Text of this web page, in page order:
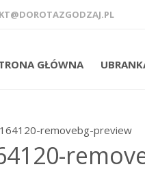
GŁÓWNA
removebg-preview